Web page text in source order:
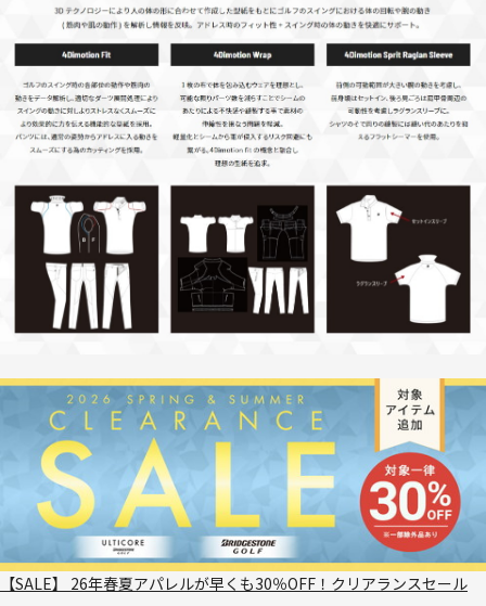
【SALE】 26年春夏アパレルが早くも30％OFF！クリアランスセール